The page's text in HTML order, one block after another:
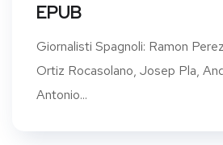
EPUB
Giornalisti Spagnoli: Ramon
Ortiz Rocasolano, Josep Pla,
Antonio...